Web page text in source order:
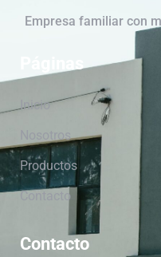
Empresa familiar con
Páginas
Inicio
Nosotros
Productos
Contacto
Contacto